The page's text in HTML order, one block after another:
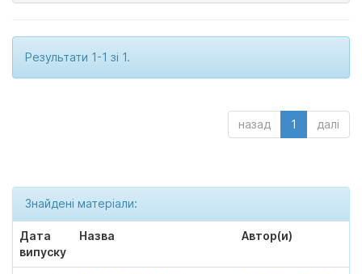
Результати 1-1 зі 1.
назад 1 далі
Знайдені матеріали:
Дата
випуску
Назва Автор(и)